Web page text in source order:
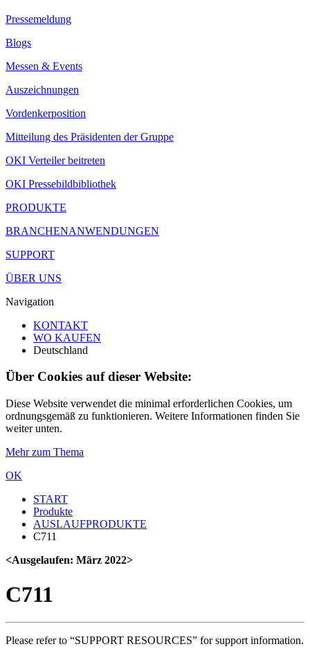
Pressemeldung
Blogs
Messen & Events
Auszeichnungen
Vordenkerposition
Mitteilung des Präsidenten der Gruppe
OKI Verteiler beitreten
OKI Pressebildbibliothek
PRODUKTE
BRANCHENANWENDUNGEN
SUPPORT
ÜBER UNS
Navigation
KONTAKT
WO KAUFEN
Deutschland
Über Cookies auf dieser Website:
Diese Website verwendet die minimal erforderlichen Cookies, um
ordnungsgemäß zu funktionieren. Weitere Informationen finden Sie
weiter unten.
Mehr zum Thema
OK
START
Produkte
AUSLAUFPRODUKTE
C711
<Ausgelaufen: März 2022>
C711
Please refer to “SUPPORT RESOURCES” for support information.